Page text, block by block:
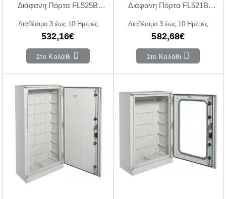
Διάφανη Πόρτα FL525B
Διαθέσιμο 3 έως 10 Ημέρες
532,16€
Στο Καλάθι
Διάφανη Πόρτα FL521B
Διαθέσιμο 3 έως 10 Ημέρες
582,68€
Στο Καλάθι